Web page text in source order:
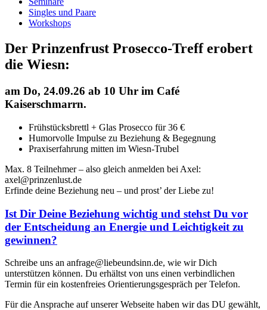
Singles und Paare
Workshops
Der Prinzenfrust Prosecco-Treff erobert
die Wiesn:
am Do, 24.09.26 ab 10 Uhr im Café
Kaiserschmarrn.
Frühstücksbrettl + Glas Prosecco für 36 €
Humorvolle Impulse zu Beziehung & Begegnung
Praxiserfahrung mitten im Wiesn-Trubel
Max. 8 Teilnehmer – also gleich anmelden bei Axel:
axel@prinzenlust.de
Erfinde deine Beziehung neu – und prost’ der Liebe zu!
Ist Dir Deine Beziehung wichtig und stehst Du vor
der Entscheidung an Energie und Leichtigkeit zu
gewinnen?
Schreibe uns an anfrage@liebeundsinn.de, wie wir Dich
unterstützen können. Du erhältst von uns einen verbindlichen
Termin für ein kostenfreies Orientierungsgespräch per Telefon.
Für die Ansprache auf unserer Webseite haben wir das DU gewählt,